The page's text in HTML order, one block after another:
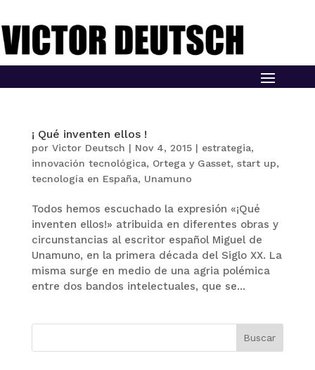
¡ Qué inventen ellos !
por Victor Deutsch | Nov 4, 2015| estrategia,
innovación tecnológica, Ortega y Gasset, start up,
tecnología en España, Unamuno
Todos hemos escuchado la expresión «¡Qué
inventen ellos!» atribuida en diferentes obras y
circunstancias al escritor español Miguel de
Unamuno, en la primera década del Siglo XX. La
misma surge en medio de una agria polémica
entre dos bandos intelectuales, que se...